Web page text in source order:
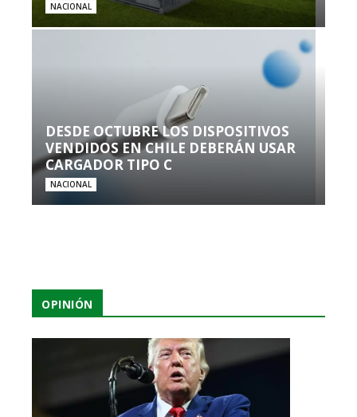
NACIONAL
DESDE OCTUBRE LOS DISPOSITIVOS
VENDIDOS EN CHILE DEBERÁN USAR
CARGADOR TIPO C
NACIONAL
OPINIÓN